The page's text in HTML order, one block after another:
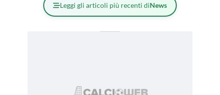
Leggi gli articoli più recenti diNews